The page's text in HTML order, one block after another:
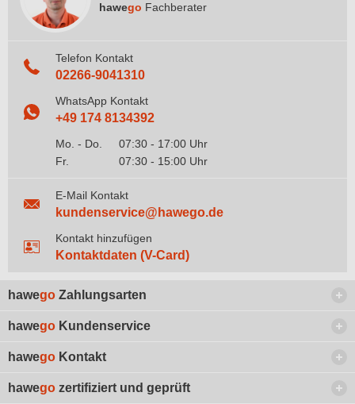
hawego Fachberater
Telefon Kontakt
02266-9041310
WhatsApp Kontakt
+49 174 8134392
Mo. - Do.
07:30 - 17:00 Uhr
Fr.
07:30 - 15:00 Uhr
E-Mail Kontakt
kundenservice@hawego.de
Kontakt hinzufügen
Kontaktdaten (V-Card)
hawego Zahlungsarten
hawego Kundenservice
hawego Kontakt
hawego zertifiziert und geprüft